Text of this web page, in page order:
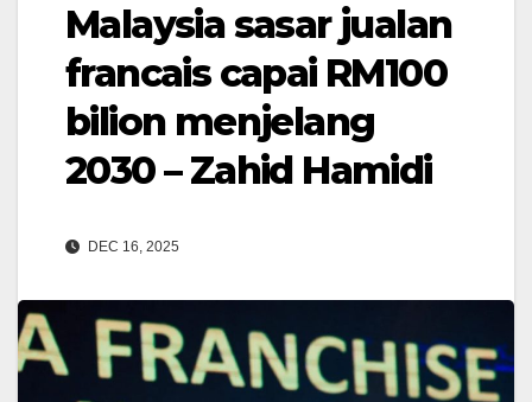
Malaysia sasar jualan
francais capai RM100
bilion menjelang
2030 – Zahid Hamidi
DEC 16, 2025